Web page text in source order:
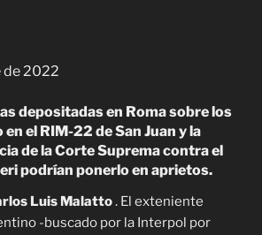
de 2022
depositadas en Roma sobre los
el RIM-22 de San Juan y la
de la Corte Suprema contra el
podrían ponerlo en aprietos.
Luis Malatto. El exteniente
-buscado por la Interpol por